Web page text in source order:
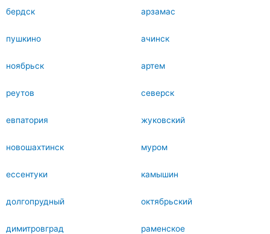
бердск арзамас
пушкино ачинск
ноябрьск артем
реутов северск
евпатория жуковский
новошахтинск муром
ессентуки камышин
долгопрудный октябрьский
димитровград раменское